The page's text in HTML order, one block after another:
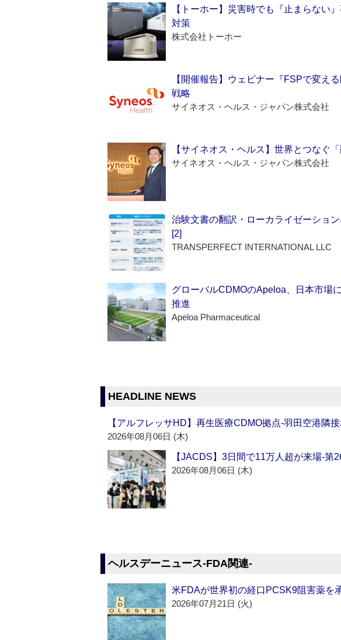
【トーホー】災害時でも『止まらな
対策
株式会社トーホー
【開催報告】ウェビナー『FSPで変え
戦略
サイネオス・ヘルス・ジャパン株式会社
【サイネオス・ヘルス】世界とつなぐ
サイネオス・ヘルス・ジャパン株式会社
治験文書の翻訳・ローカライゼーショ
[2]
TRANSPERFECT INTERNATIONAL LLC
グローバルCDMOのApeloa、日本市場
推進
Apeloa Pharmaceutical
HEADLINE NEWS
【アルフレッサHD】再生医療CDMO拠点‐羽田空港隣
2026年08月06日 (木)
【JACDS】3日間で11万人超が来場‐第
2026年08月06日 (木)
ヘルスデーニュース‐FDA関連‐
米FDAが世界初の経口PCSK9阻害薬を
2026年07月21日 (火)